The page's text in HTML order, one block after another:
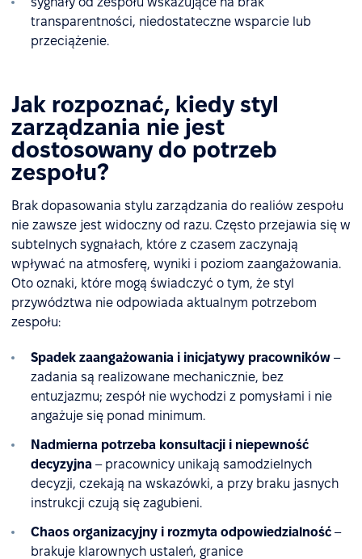
transparentności, niedostateczne wsparcie lub
przeciążenie.
Jak rozpoznać, kiedy styl
zarządzania nie jest
dostosowany do potrzeb
zespołu?
Brak dopasowania stylu zarządzania do realiów zespołu
nie zawsze jest widoczny od razu. Często przejawia się w
subtelnych sygnałach, które z czasem zaczynają
wpływać na atmosferę, wyniki i poziom zaangażowania.
Oto oznaki, które mogą świadczyć o tym, że styl
przywództwa nie odpowiada aktualnym potrzebom
zespołu:
Spadek zaangażowania i inicjatywy pracowników –
zadania są realizowane mechanicznie, bez
entuzjazmu; zespół nie wychodzi z pomysłami i nie
angażuje się ponad minimum.
Nadmierna potrzeba konsultacji i niepewność
decyzyjna – pracownicy unikają samodzielnych
decyzji, czekają na wskazówki, a przy braku jasnych
instrukcji czują się zagubieni.
Chaos organizacyjny i rozmyta odpowiedzialność –
brakuje klarownych ustaleń, granice